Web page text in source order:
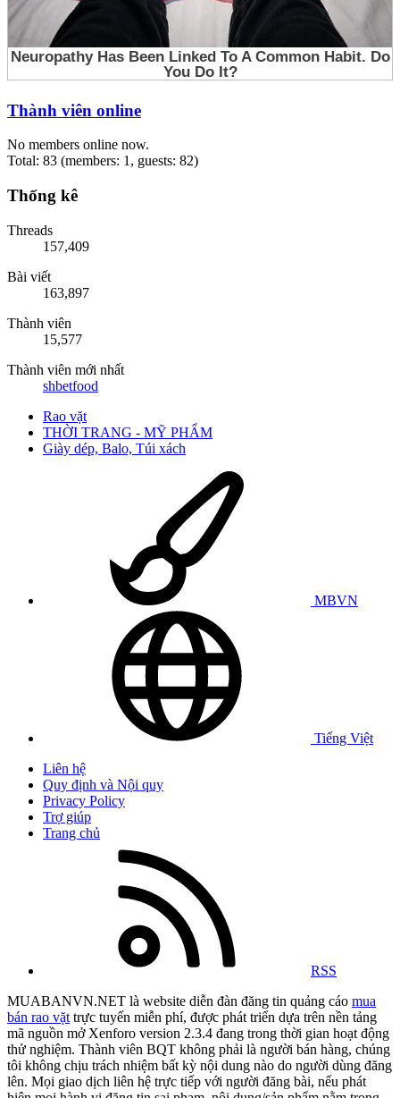
Thành viên online
No members online now.
Total: 83 (members: 1, guests: 82)
Thống kê
Threads
157,409
Bài viết
163,897
Thành viên
15,577
Thành viên mới nhất
shbetfood
Rao vặt
THỜI TRANG - MỸ PHẨM
Giày dép, Balo, Túi xách
MBVN
Tiếng Việt
Liên hệ
Quy định và Nội quy
Privacy Policy
Trợ giúp
Trang chủ
RSS
MUABANVN.NET là website diễn đàn đăng tin quảng cáo mua
bán rao vặt trực tuyến miễn phí, được phát triển dựa trên nền tảng
mã nguồn mở Xenforo version 2.3.4 đang trong thời gian hoạt động
thử nghiệm. Thành viên BQT không phải là người bán hàng, chúng
tôi không chịu trách nhiệm bất kỳ nội dung nào do người dùng đăng
lên. Mọi giao dịch liên hệ trực tiếp với người đăng bài, nếu phát